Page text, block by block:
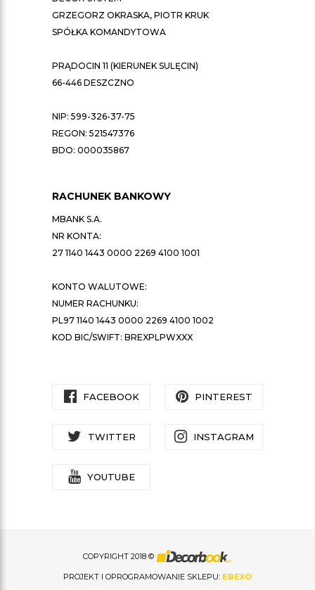
GRZEGORZ OKRASKA, PIOTR KRUK
SPÓŁKA KOMANDYTOWA
PRĄDOCIN 11 (KIERUNEK SULĘCIN)
66-446 DESZCZNO
NIP: 599-326-37-75
REGON: 521547376
BDO: 000035867
RACHUNEK BANKOWY
MBANK S.A.
NR KONTA:
27 1140 1443 0000 2269 4100 1001
KONTO WALUTOWE:
NUMER RACHUNKU:
PL97 1140 1443 0000 2269 4100 1002
KOD BIC/SWIFT: BREXPLPWXXX
FACEBOOK PINTEREST
TWITTER INSTAGRAM
YOUTUBE
COPYRIGHT 2018 ©
PROJEKT I OPROGRAMOWANIE SKLEPU: EBEXO